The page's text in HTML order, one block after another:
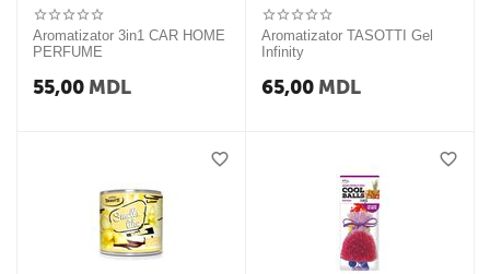
Aromatizator 3in1 CAR HOME
PERFUME
55,00 MDL
Aromatizator TASOTTI Gel
Infinity
65,00 MDL